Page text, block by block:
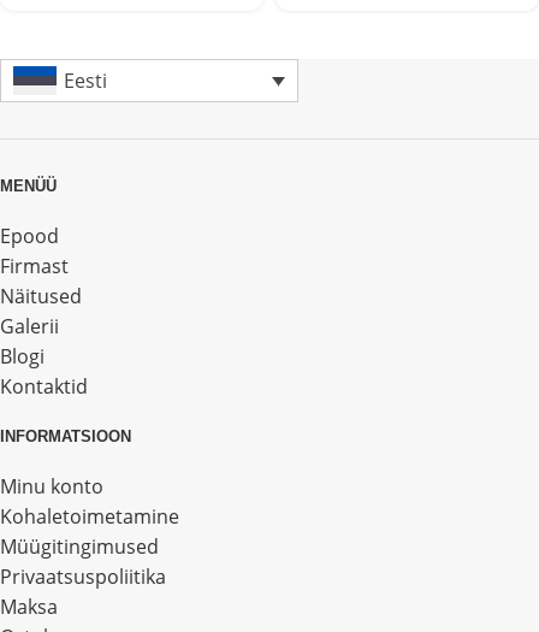
Eesti
MENÜÜ
Epood
Firmast
Näitused
Galerii
Blogi
Kontaktid
INFORMATSIOON
Minu konto
Kohaletoimetamine
Müügitingimused
Privaatsuspoliitika
Maksa